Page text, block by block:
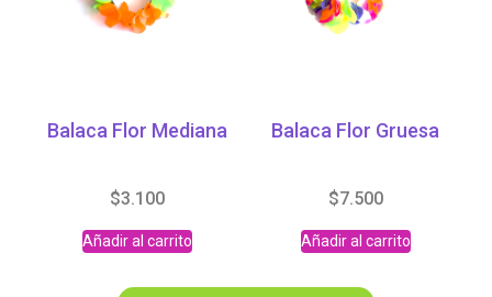
Balaca Flor Mediana
$3.100
Añadir al carrito
Balaca Flor Gruesa
$7.500
Añadir al carrito